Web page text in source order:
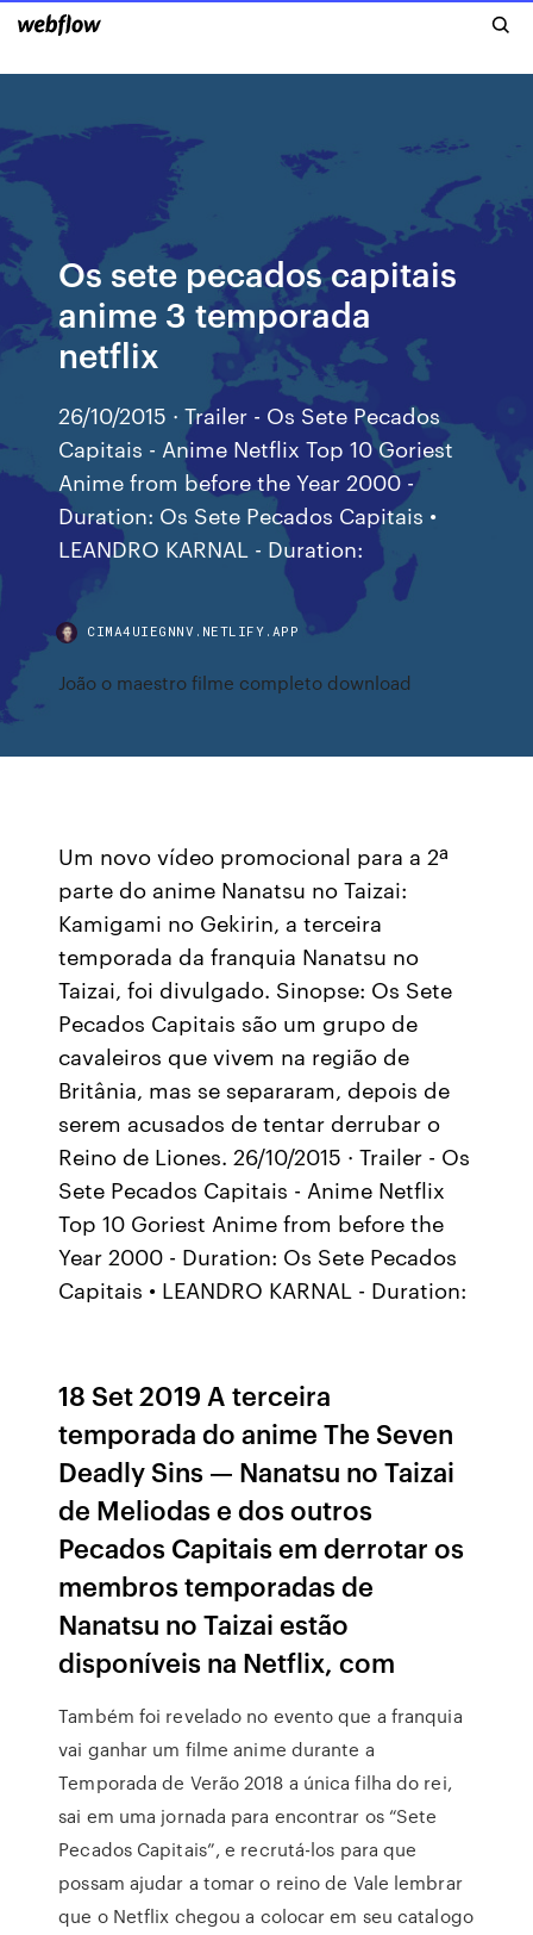
Os sete pecados capitais
anime 3 temporada
netflix
26/10/2015 · Trailer - Os Sete Pecados
Capitais - Anime Netflix Top 10 Goriest
Anime from before the Year 2000 -
Duration: Os Sete Pecados Capitais •
LEANDRO KARNAL - Duration:
CIMA4UIEGNNV.NETLIFY.APP
João o maestro filme completo download
Um novo vídeo promocional para a 2ª
parte do anime Nanatsu no Taizai:
Kamigami no Gekirin, a terceira
temporada da franquia Nanatsu no
Taizai, foi divulgado. Sinopse: Os Sete
Pecados Capitais são um grupo de
cavaleiros que vivem na região de
Britânia, mas se separaram, depois de
serem acusados de tentar derrubar o
Reino de Liones. 26/10/2015 · Trailer - Os
Sete Pecados Capitais - Anime Netflix
Top 10 Goriest Anime from before the
Year 2000 - Duration: Os Sete Pecados
Capitais • LEANDRO KARNAL - Duration:
18 Set 2019 A terceira
temporada do anime The Seven
Deadly Sins — Nanatsu no Taizai
de Meliodas e dos outros
Pecados Capitais em derrotar os
membros temporadas de
Nanatsu no Taizai estão
disponíveis na Netflix, com
Também foi revelado no evento que a franquia
vai ganhar um filme anime durante a
Temporada de Verão 2018 a única filha do rei,
sai em uma jornada para encontrar os “Sete
Pecados Capitais”, e recrutá-los para que
possam ajudar a tomar o reino de Vale lembrar
que o Netflix chegou a colocar em seu catalogo